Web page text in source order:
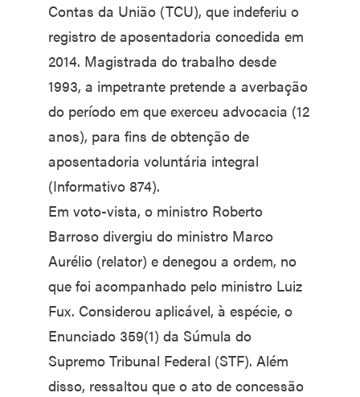
Contas da União (TCU), que indeferiu o
registro de aposentadoria concedida em
2014. Magistrada do trabalho desde
1993, a impetrante pretende a averbação
do período em que exerceu advocacia (12
anos), para fins de obtenção de
aposentadoria voluntária integral
(Informativo 874).
Em voto-vista, o ministro Roberto
Barroso divergiu do ministro Marco
Aurélio (relator) e denegou a ordem, no
que foi acompanhado pelo ministro Luiz
Fux. Considerou aplicável, à espécie, o
Enunciado 359(1) da Súmula do
Supremo Tribunal Federal (STF). Além
disso, ressaltou que o ato de concessão